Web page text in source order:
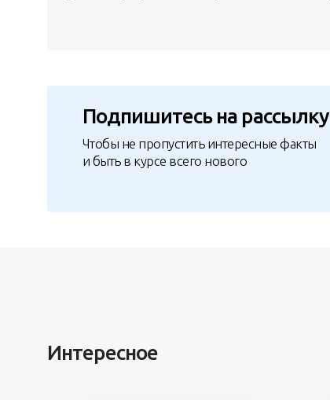
Подпишитесь на рассылку
Чтобы не пропустить интересные факты
и быть в курсе всего нового
Интересное